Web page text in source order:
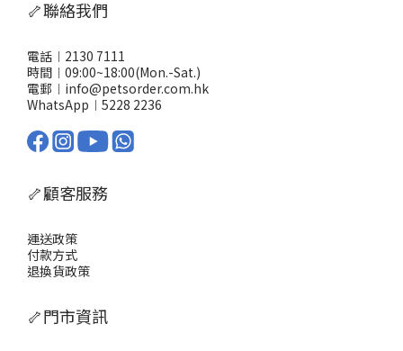
🦴聯絡我們
電話︱2130 7111
時間︱09:00~18:00(Mon.-Sat.)
電郵︱info@petsorder.com.hk
WhatsApp︱ 5228 2236
🦴顧客服務
運送政策
付款方式
退換貨政策
🦴門市資訊